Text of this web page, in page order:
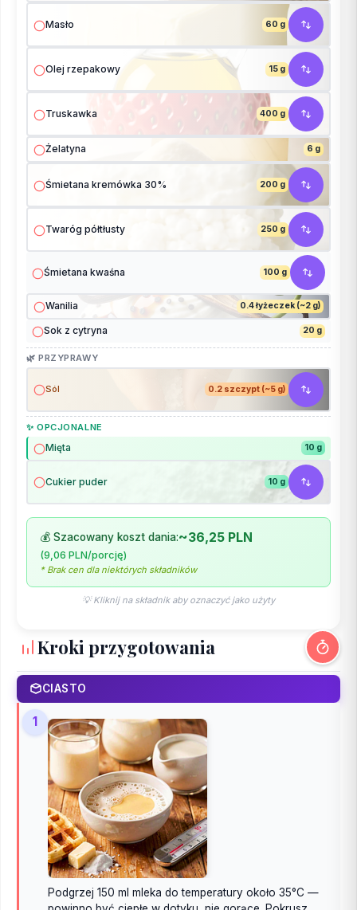
Masło 60 g
Olej rzepakowy 15 g
Truskawka 400 g
Żelatyna 6 g
Śmietana kremówka 30% 200 g
Twaróg półtłusty 250 g
Śmietana kwaśna 100 g
Wanilia 0.4 łyżeczek (~2 g)
Sok z cytryna 20 g
🌿 PRZYPRAWY
Sól 0.2 szczypt (~5 g)
✨ OPCJONALNE
Mięta 10 g
Cukier puder 10 g
💰 Szacowany koszt dania:~36,25 PLN
(9,06 PLN/porcję)
* Brak cen dla niektórych składników
💡 Kliknij na składnik aby oznaczyć jako użyty
Kroki przygotowania
CIASTO
1
Podgrzej 150 ml mleka do temperatury około 35°C —